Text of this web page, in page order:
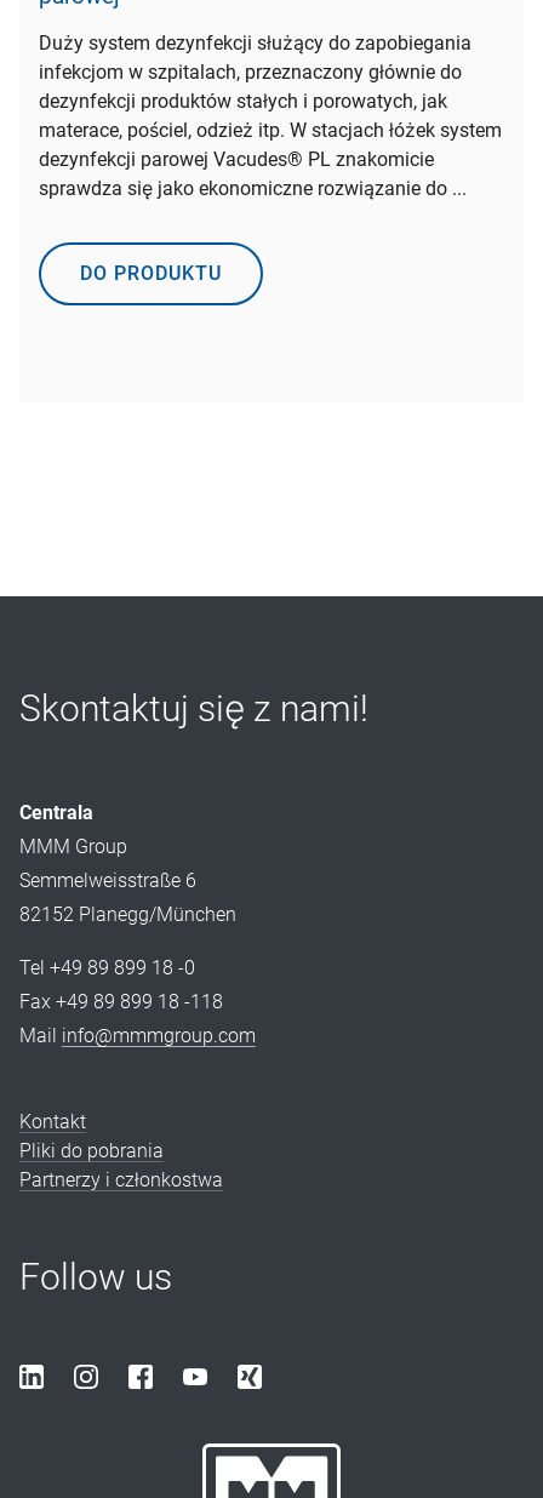
Duży system dezynfekcji służący do zapobiegania
infekcjom w szpitalach, przeznaczony głównie do
dezynfekcji produktów stałych i porowatych, jak
materace, pościel, odzież itp. W stacjach łóżek system
dezynfekcji parowej Vacudes® PL znakomicie
sprawdza się jako ekonomiczne rozwiązanie do ...
DO PRODUKTU
Skontaktuj się z nami!
Centrala
MMM Group
Semmelweisstraße 6
82152 Planegg/München
Tel +49 89 899 18 -0
Fax +49 89 899 18 -118
Mail info@mmmgroup.com
Kontakt
Pliki do pobrania
Partnerzy i członkostwa
Follow us